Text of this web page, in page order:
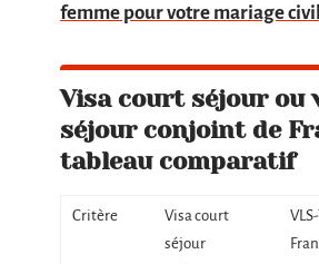
femme pour votre mariage
Visa court séjour ou
séjour conjoint de
tableau comparatif
Critère
Visa court
séjour